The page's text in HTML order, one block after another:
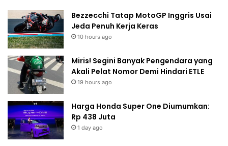
Bezzecchi Tatap MotoGP Inggris Usai
Jeda Penuh Kerja Keras
10 hours ago
Miris! Segini Banyak Pengendara yang
Akali Pelat Nomor Demi Hindari ETLE
19 hours ago
Harga Honda Super One Diumumkan:
Rp 438 Juta
1 day ago